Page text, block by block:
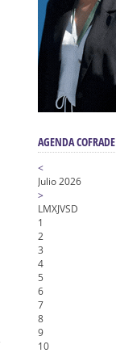
AGENDA COFRADE
<
Julio 2026
>
LMXJVSD
1
2
3
4
5
6
7
8
9
10